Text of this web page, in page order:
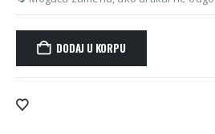
DODAJ U KORPU
Alternative: